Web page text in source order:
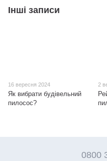
Інші записи
16 вересня 2024
Як вибрати будівельний
пилосос?
2
0800